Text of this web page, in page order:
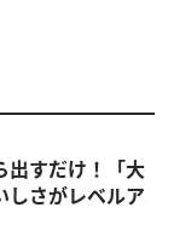
出すだけ！「大
しさがレベルア